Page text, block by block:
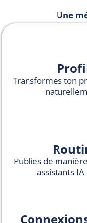
Une
Transformes ton
Publies de
assistants